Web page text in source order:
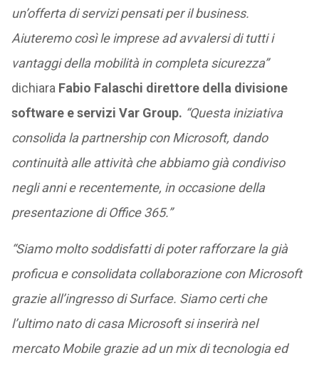
un’offerta di servizi pensati per il business.
Aiuteremo così le imprese ad avvalersi di tutti i
vantaggi della mobilità in completa sicurezza”
dichiara Fabio Falaschi direttore della divisione
software e servizi Var Group. “Questa iniziativa
consolida la partnership con Microsoft, dando
continuità alle attività che abbiamo già condiviso
negli anni e recentemente, in occasione della
presentazione di Office 365.”
“Siamo molto soddisfatti di poter rafforzare la già
proficua e consolidata collaborazione con Microsoft
grazie all’ingresso di Surface. Siamo certi che
l’ultimo nato di casa Microsoft si inserirà nel
mercato Mobile grazie ad un mix di tecnologia ed